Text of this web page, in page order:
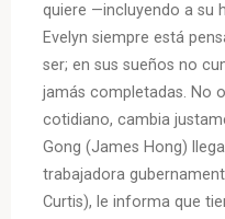
quiere —incluyendo a su
Evelyn siempre está
ser; en sus sueños no
jamás completadas. No
cotidiano, cambia
Gong (James Hong)
trabajadora
Curtis), le informa que